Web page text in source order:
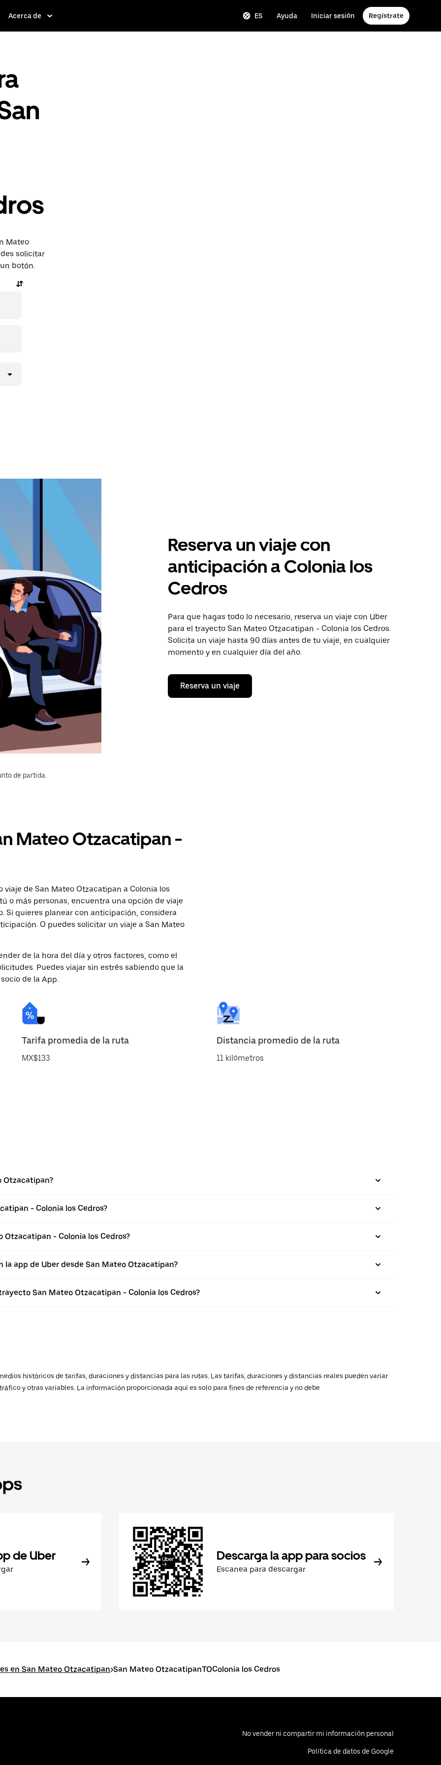
Acerca de ES Ayuda Iniciar sesión Regístrate
Mateo
solicitar
botón.
Reserva un viaje con
anticipación a Colonia los
Cedros
Para que hagas todo lo necesario, reserva un viaje con Uber
para el trayecto San Mateo Otzacatipan - Colonia los Cedros.
Solicita un viaje hasta 90 días antes de tu viaje, en cualquier
momento y en cualquier día del año.
Reserva un viaje
de partida.
Mateo Otzacatipan -
de San Mateo Otzacatipan a Colonia los
o más personas, encuentra una opción de viaje
Si quieres planear con anticipación, considera
O puedes solicitar un viaje a San Mateo
de la hora del día y otros factores, como el
Puedes viajar sin estrés sabiendo que la
de la App.
Tarifa promedia de la ruta
MX$133
Distancia promedio de la ruta
11 kilómetros
Otzacatipan?
- Colonia los Cedros?
- Colonia los Cedros?
app de Uber desde San Mateo Otzacatipan?
San Mateo Otzacatipan - Colonia los Cedros?
históricos de tarifas, duraciones y distancias para las rutas. Las tarifas, duraciones y distancias reales pueden variar
y otras variables. La información proporcionada aquí es solo para fines de referencia y no debe
de Uber Descarga la app para socios
Escanea para descargar
en San Mateo Otzacatipan>San Mateo OtzacatipanTOColonia los Cedros
No vender ni compartir mi información personal
Política de datos de Google